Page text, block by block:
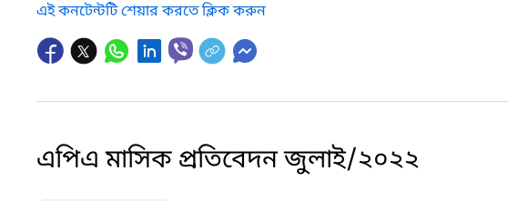
এই কনটেন্টটি শেয়ার করতে ক্লিক করুন
এপিএ মাসিক প্রতিবেদন জুলাই/২০২২